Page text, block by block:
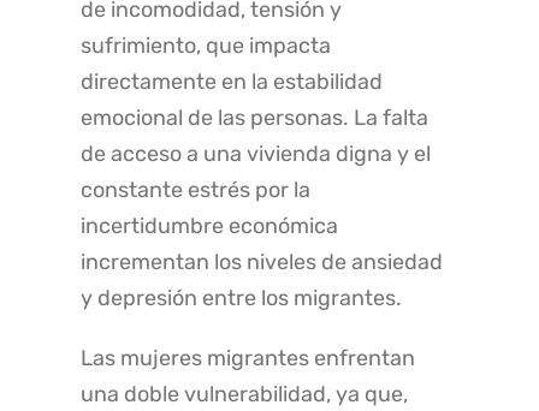
de incomodidad, tensión y
sufrimiento, que impacta
directamente en la estabilidad
emocional de las personas. La falta
de acceso a una vivienda digna y el
constante estrés por la
incertidumbre económica
incrementan los niveles de ansiedad
y depresión entre los migrantes.
Las mujeres migrantes enfrentan
una doble vulnerabilidad, ya que,